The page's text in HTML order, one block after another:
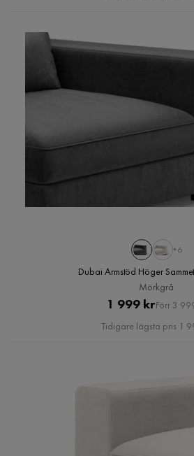
+6
Dubai Armstöd Höger
Mörkgrå
Pris
1 999 krOriginal
Pris
Förr 3
Tidigare lägsta pris 1